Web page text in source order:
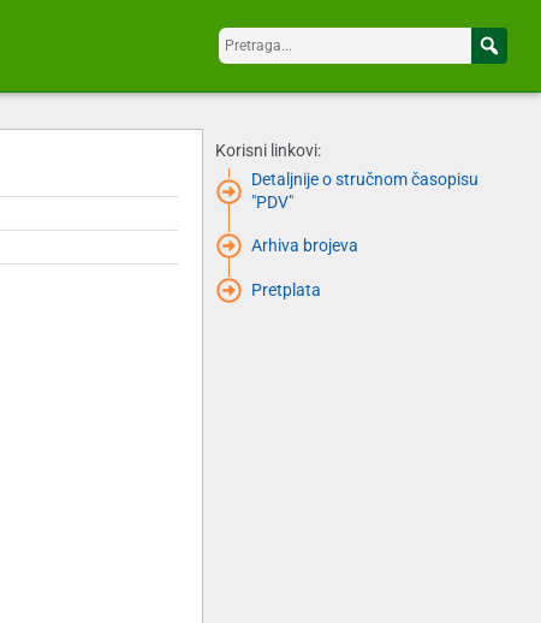
Korisni linkovi:
Detaljnije o stručnom časopisu
"PDV"
Arhiva brojeva
Pretplata